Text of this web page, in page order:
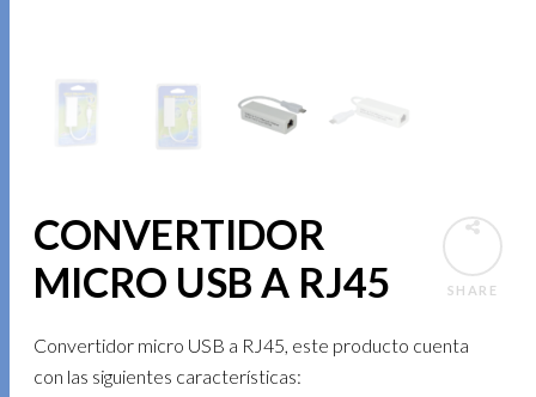
SHARE
CONVERTIDOR
MICRO USB A RJ45
Convertidor micro USB a RJ45, este producto cuenta
con las siguientes características: